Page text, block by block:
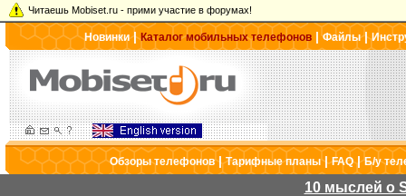
Читаешь Mobiset.ru - прими участие в форумах!
Новинки|Каталог мобильных телефонов |Файлы|
Обзоры телефонов|Тарифные планы|FAQ|Б/у
10 мыслей о